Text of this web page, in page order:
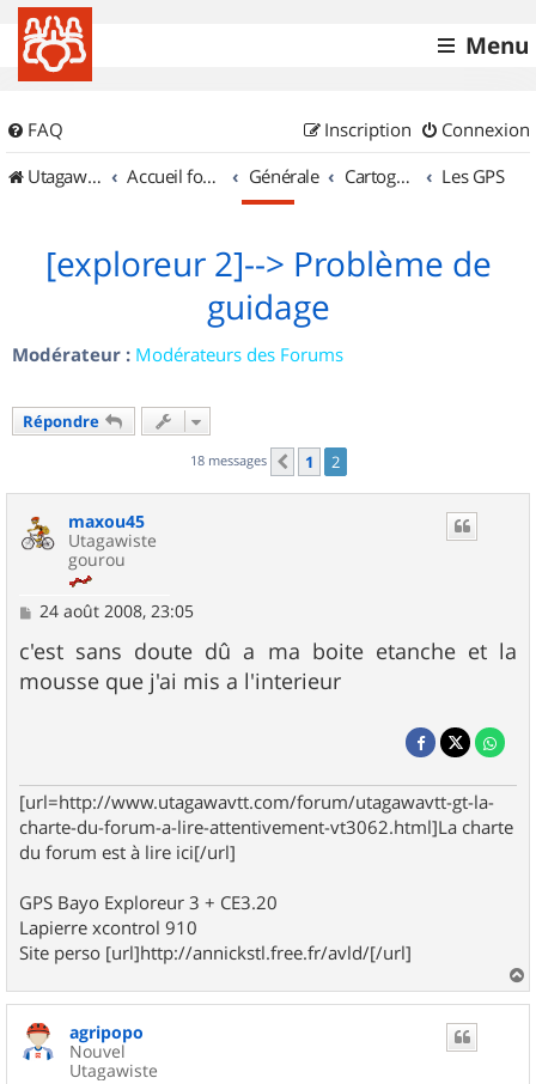
Menu
FAQ Connexion
Inscription
UtagawaVTT (Randos VTT et VTTAE avec traces GPS)
Accueil forum Générale Cartographie et GPS Les GPS
[exploreur 2]--> Problème de
guidage
Modérateur : Modérateurs des Forums
Répondre
18 messages Précédent
1 2
maxou45
Utagawiste
gourou
M
s
s
a
24 août 2008, 23:05
c'est sans doute dû a ma boite etanche et la
mousse que j'ai mis a l'interieur
[url=http://www.utagawavtt.com/forum/utagawavtt-gt-la-
charte-du-forum-a-lire-attentivement-vt3062.html]La charte
du forum est à lire ici[/url]
GPS Bayo Exploreur 3 + CE3.20
Lapierre xcontrol 910
Site perso [url]http://annickstl.free.fr/avld/[/url]
a
agripopo
Nouvel
Utagawiste